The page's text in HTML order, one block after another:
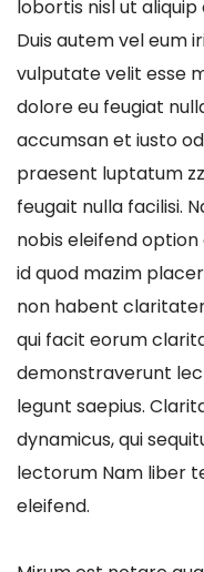
lobortis nisl ut
Duis autem vel eum
vulputate velit esse
dolore eu feugiat
accumsan et iusto
praesent luptatum
feugait nulla facilisi.
nobis eleifend
id quod mazim
non habent
qui facit eorum
demonstraverunt
legunt saepius.
dynamicus, qui
lectorum Nam liber
eleifend.